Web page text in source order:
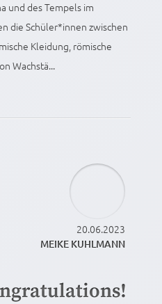
und des Tempels im
die Schüler*innen zwischen
Kleidung, römische
Wachstä...
20.06.2023
MEIKE KUHLMANN